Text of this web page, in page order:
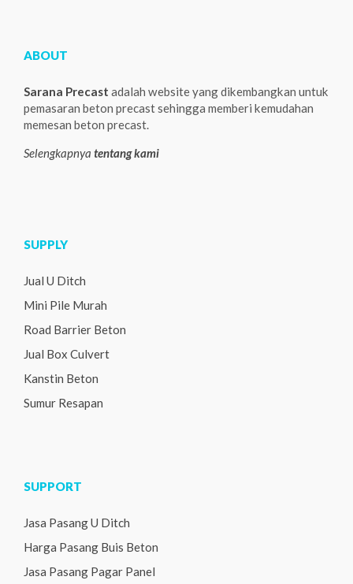
ABOUT
Sarana Precast adalah website yang dikembangkan untuk
pemasaran beton precast sehingga memberi kemudahan
memesan beton precast.
Selengkapnya tentang kami
SUPPLY
Jual U Ditch
Mini Pile Murah
Road Barrier Beton
Jual Box Culvert
Kanstin Beton
Sumur Resapan
SUPPORT
Jasa Pasang U Ditch
Harga Pasang Buis Beton
Jasa Pasang Pagar Panel